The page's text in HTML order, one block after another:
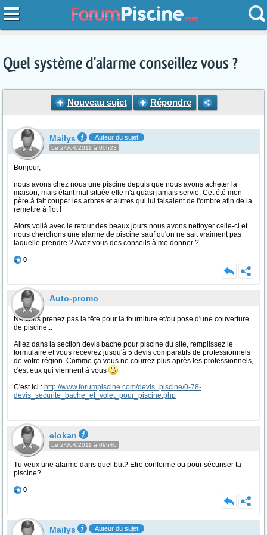
Quel système d'alarme conseillez vous ?
Nouveau sujet Répondre
Mailys Auteur du sujet
Le 24/04/2011 à 00h23
Bonjour,
nous avons chez nous une piscine depuis que nous avons acheter la
maison, mais étant mal située elle n'a quasi jamais servie. Cet été mon
père à fait couper les arbres et autres qui lui faisaient de l'ombre afin de la
remettre à flot !
Alors voilà avec le retour des beaux jours nous avons nettoyer celle-ci et
nous cherchons une alarme de piscine sauf qu'on ne sait vraiment pas
laquelle prendre ? Avez vous des conseils à me donner ?
0
Auto-promo
Ne vous prenez pas la tête pour la fourniture et/ou pose d'une couverture
de piscine...
Allez dans la section devis bache pour piscine du site, remplissez le
formulaire et vous recevrez jusqu'à 5 devis comparatifs de professionnels
de votre région. Comme ça vous ne courrez plus après les professionnels,
c'est eux qui viennent à vous
C'est ici : http://www.forumpiscine.com/devis_piscine/0-78-
devis_securite_bache_et_volet_pour_piscine.php
elokan
Le 24/04/2011 à 09h40
Tu veux une alarme dans quel but? Etre conforme ou pour sécuriser ta
piscine?
0
Mailys Auteur du sujet